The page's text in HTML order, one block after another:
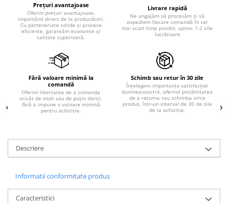
Prețuri avantajoase
Oferim prețuri avantajoase,
importând direct de la producători.
Cu parteneriate solide și procese
eficiente, garantăm economie și
calitate superioară.
Livrare rapidă
Ne angajăm să procesăm și să
expediem fiecare comandă în cel
mai scurt timp posibil, aprox. 1-2 zile
lucrătoare
Fără valoare minimă la
comandă
Oferim libertatea de a comanda
oricât de mult sau de puțin doriți,
fără a impune o valoare minimă
pentru achiziție.
Schimb sau retur în 30 zile
Înțelegem importanța satisfacției
dumneavoastră, oferind posibilitatea
de a returna sau schimba orice
produs, într-un interval de 30 de zile
de la achiziție.
Descriere
Informatii conformitate produs
Caracteristici